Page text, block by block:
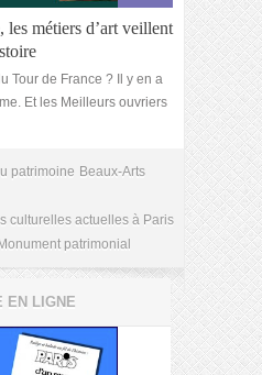
les métiers d’art veillent
Tour de France ? Il y en a
Et les Meilleurs ouvriers
patrimoine Beaux-Arts
culturelles actuelles à Paris
Monument patrimonial
EN LIGNE